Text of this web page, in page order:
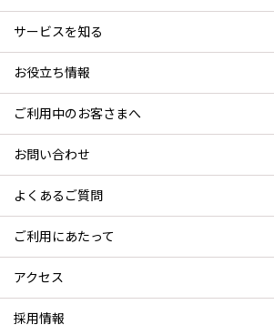
サービスを知る
お役立ち情報
ご利用中のお客さまへ
お問い合わせ
よくあるご質問
ご利用にあたって
アクセス
採用情報